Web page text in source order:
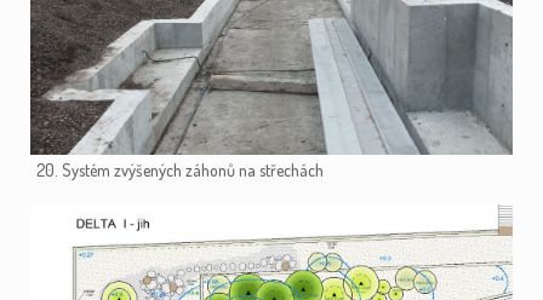
20. Systém zvýšených záhonů na střechách